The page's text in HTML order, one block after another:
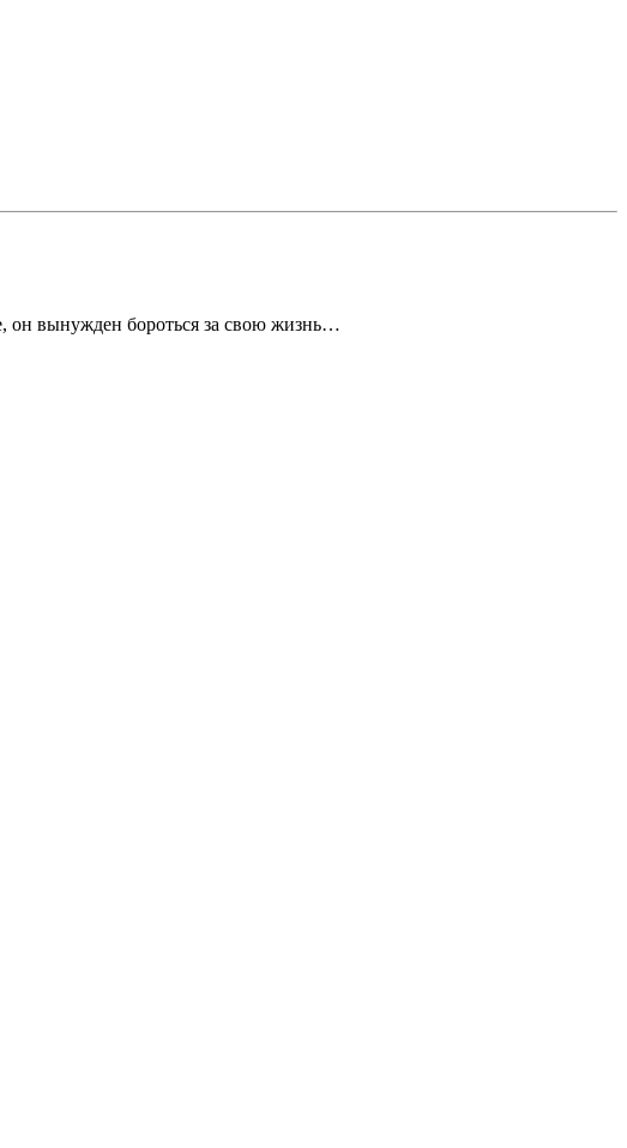
он вынужден бороться за свою жизнь…